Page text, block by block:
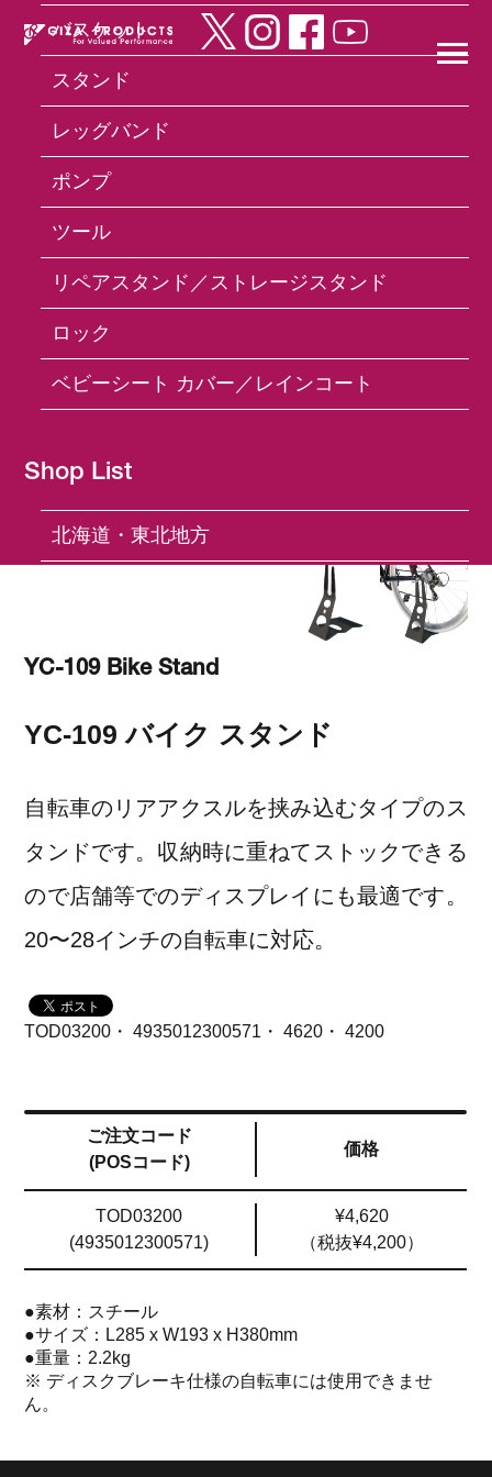
バスケット
スタンド
レッグバンド
ポンプ
ツール
リペアスタンド／ストレージスタンド
ロック
ベビーシート カバー／レインコート
Shop List
北海道・東北地方
中国地方
九州・沖縄地方
FAQ
Products
リペアスタンド／ストレージスタンド
YC-
109 Bike Stand
YC-109 Bike Stand
YC-109 バイク スタンド
自転車のリアアクスルを挟み込むタイプのス
タンドです。収納時に重ねてストックできる
ので店舗等でのディスプレイにも最適です。
20〜28インチの自転車に対応。
TOD03200・ 4935012300571・ 4620・ 4200
ご注文コード
(POSコード)
価格
TOD03200
(4935012300571)
¥4,620
（税抜¥4,200）
●素材：スチール
●サイズ：L285 x W193 x H380mm
●重量：2.2kg
※ ディスクブレーキ仕様の自転車には使用できませ
ん。